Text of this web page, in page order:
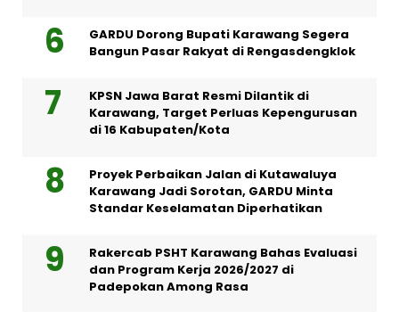
GARDU Dorong Bupati Karawang Segera
Bangun Pasar Rakyat di Rengasdengklok
KPSN Jawa Barat Resmi Dilantik di
Karawang, Target Perluas Kepengurusan
di 16 Kabupaten/Kota
Proyek Perbaikan Jalan di Kutawaluya
Karawang Jadi Sorotan, GARDU Minta
Standar Keselamatan Diperhatikan
Rakercab PSHT Karawang Bahas Evaluasi
dan Program Kerja 2026/2027 di
Padepokan Among Rasa